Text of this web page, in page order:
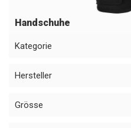
Handschuhe
Kategorie
Hersteller
Grösse